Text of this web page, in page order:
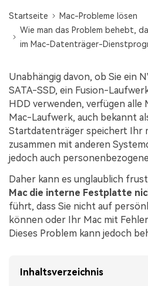
Startseite
Mac-Probleme lösen
Wie man das Problem behebt,
im Mac-Datenträger-
Unabhängig davon, ob Sie ein
SATA-SSD, ein Fusion-
HDD verwenden, verfügen alle
Mac-Laufwerk, auch bekannt
Startdatenträger speichert Ihr
zusammen mit anderen
jedoch auch
Daher kann es unglaublich
Mac die interne Festplatte
führt, dass Sie nicht auf
können oder Ihr Mac mit
Dieses Problem kann jedoch
Inhaltsverzeichnis